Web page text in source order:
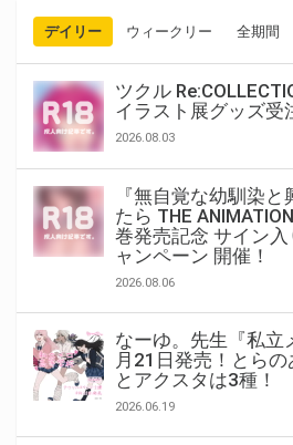
デイリー ウィークリー 全期間
ツクル
イラスト展グッズ受
2026.08.03
『無自覚な幼馴染
たら THE
巻発売記念 サイン
ャンペーン 開催！
2026.08.06
なーゆ。先生『私立
月21日発売！とら
とアクスタは3種！
2026.06.19